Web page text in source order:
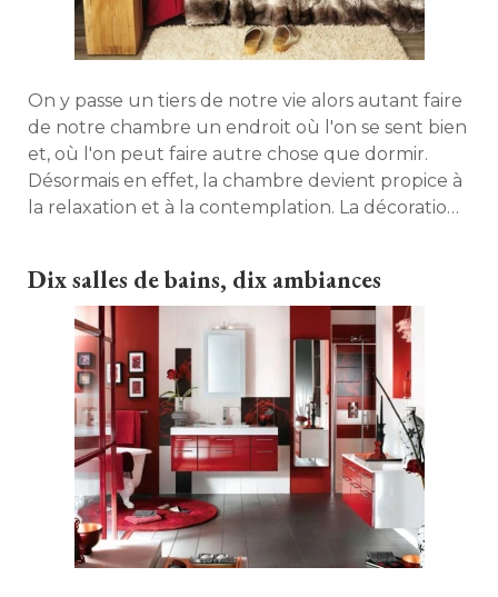
On y passe un tiers de notre vie alors autant faire
de notre chambre un endroit où l'on se sent bien
et, où l'on peut faire autre chose que dormir.
Désormais en effet, la chambre devient propice à
la relaxation et à la contemplation. La décoration
nordique", "zen", "chalet montagnard"...
Découvrez dix ambiances à recréer chez vous !
Dix salles de bains, dix ambiances